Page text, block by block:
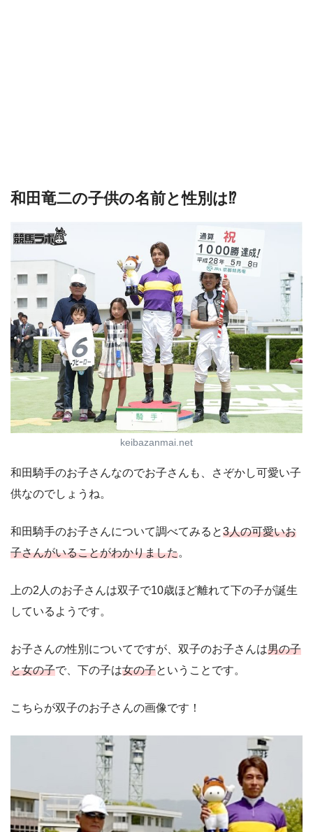
和田竜二の子供の名前と性別は⁉︎
keibazanmai.net
和田騎手のお子さんなのでお子さんも、さぞかし可愛い子
供なのでしょうね。
和田騎手のお子さんについて調べてみると3人の可愛いお
子さんがいることがわかりました。
上の2人のお子さんは双子で10歳ほど離れて下の子が誕生
しているようです。
お子さんの性別についてですが、双子のお子さんは男の子
と女の子で、下の子は女の子ということです。
こちらが双子のお子さんの画像です！